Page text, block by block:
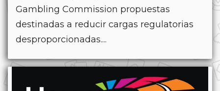
Gambling Commission propuestas
destinadas a reducir cargas regulatorias
desproporcionadas....